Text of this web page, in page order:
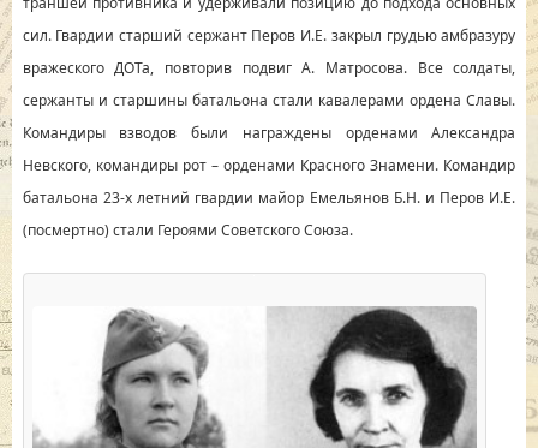
сил. Гвардии старший сержант Перов И.Е. закрыл грудью амбразуру
вражеского ДОТа, повторив подвиг А. Матросова. Все солдаты,
сержанты и старшины батальона стали кавалерами ордена Славы.
Командиры взводов были награждены орденами Александра
Невского, командиры рот – орденами Красного Знамени. Командир
батальона 23-х летний гвардии майор Емельянов Б.Н. и Перов И.Е.
(посмертно) стали Героями Советского Союза.